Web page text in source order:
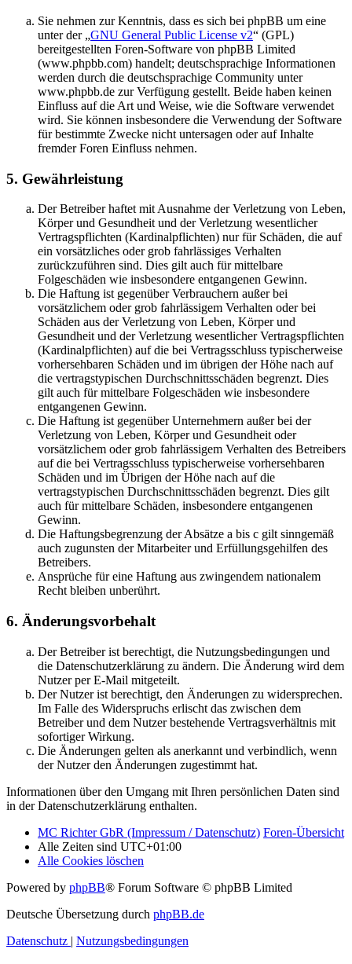
Sie nehmen zur Kenntnis, dass es sich bei phpBB um eine
unter der „GNU General Public License v2“ (GPL)
bereitgestellten Foren-Software von phpBB Limited
(www.phpbb.com) handelt; deutschsprachige Informationen
werden durch die deutschsprachige Community unter
www.phpbb.de zur Verfügung gestellt. Beide haben keinen
Einfluss auf die Art und Weise, wie die Software verwendet
wird. Sie können insbesondere die Verwendung der Software
für bestimmte Zwecke nicht untersagen oder auf Inhalte
fremder Foren Einfluss nehmen.
5. Gewährleistung
Der Betreiber haftet mit Ausnahme der Verletzung von Leben,
Körper und Gesundheit und der Verletzung wesentlicher
Vertragspflichten (Kardinalpflichten) nur für Schäden, die auf
ein vorsätzliches oder grob fahrlässiges Verhalten
zurückzuführen sind. Dies gilt auch für mittelbare
Folgeschäden wie insbesondere entgangenen Gewinn.
Die Haftung ist gegenüber Verbrauchern außer bei
vorsätzlichem oder grob fahrlässigem Verhalten oder bei
Schäden aus der Verletzung von Leben, Körper und
Gesundheit und der Verletzung wesentlicher Vertragspflichten
(Kardinalpflichten) auf die bei Vertragsschluss typischerweise
vorhersehbaren Schäden und im übrigen der Höhe nach auf
die vertragstypischen Durchschnittsschäden begrenzt. Dies
gilt auch für mittelbare Folgeschäden wie insbesondere
entgangenen Gewinn.
Die Haftung ist gegenüber Unternehmern außer bei der
Verletzung von Leben, Körper und Gesundheit oder
vorsätzlichem oder grob fahrlässigem Verhalten des Betreibers
auf die bei Vertragsschluss typischerweise vorhersehbaren
Schäden und im Übrigen der Höhe nach auf die
vertragstypischen Durchschnittsschäden begrenzt. Dies gilt
auch für mittelbare Schäden, insbesondere entgangenen
Gewinn.
Die Haftungsbegrenzung der Absätze a bis c gilt sinngemäß
auch zugunsten der Mitarbeiter und Erfüllungsgehilfen des
Betreibers.
Ansprüche für eine Haftung aus zwingendem nationalem
Recht bleiben unberührt.
6. Änderungsvorbehalt
Der Betreiber ist berechtigt, die Nutzungsbedingungen und
die Datenschutzerklärung zu ändern. Die Änderung wird dem
Nutzer per E-Mail mitgeteilt.
Der Nutzer ist berechtigt, den Änderungen zu widersprechen.
Im Falle des Widerspruchs erlischt das zwischen dem
Betreiber und dem Nutzer bestehende Vertragsverhältnis mit
sofortiger Wirkung.
Die Änderungen gelten als anerkannt und verbindlich, wenn
der Nutzer den Änderungen zugestimmt hat.
Informationen über den Umgang mit Ihren persönlichen Daten sind
in der Datenschutzerklärung enthalten.
MC Richter GbR (Impressum / Datenschutz) Foren-Übersicht
Alle Zeiten sind UTC+01:00
Alle Cookies löschen
Powered by phpBB® Forum Software © phpBB Limited
Deutsche Übersetzung durch phpBB.de
Datenschutz | Nutzungsbedingungen